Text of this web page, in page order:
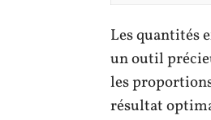
Les quantités
un outil
les
résultat